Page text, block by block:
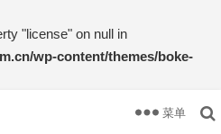
"license" on null in
wp-content/themes/boke-
菜单